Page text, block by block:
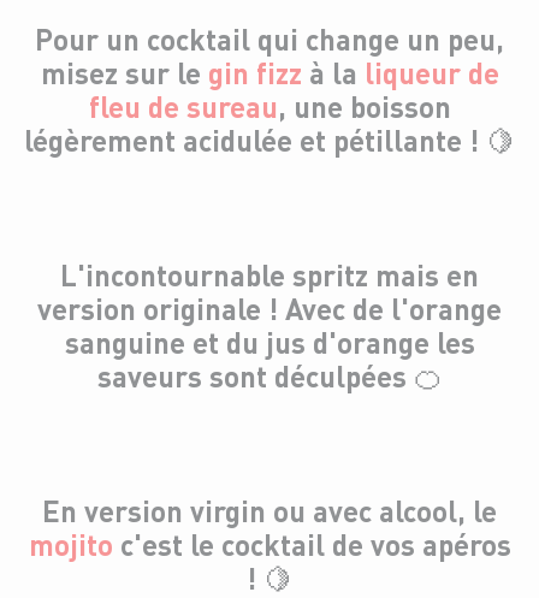
Pour un cocktail qui change un peu,
misez sur le gin fizz à la liqueur de
fleu de sureau, une boisson
légèrement acidulée et pétillante ! 🍋
L'incontournable spritz mais en
version originale ! Avec de l'orange
sanguine et du jus d'orange les
saveurs sont déculpées 🍊
En version virgin ou avec alcool, le
mojito c'est le cocktail de vos apéros
! 🍋